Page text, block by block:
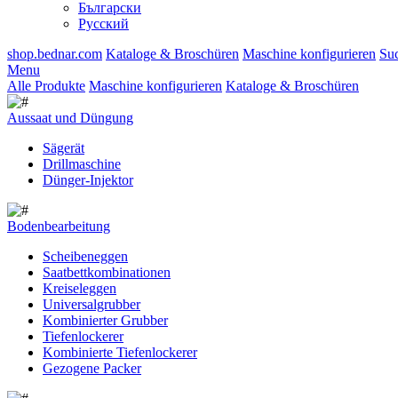
Български
Русский
shop.bednar.com Kataloge & Broschüren Maschine konfigurieren
Menu
Alle Produkte Maschine konfigurieren Kataloge & Broschüren
Aussaat und Düngung
Sägerät
Drillmaschine
Dünger-Injektor
Bodenbearbeitung
Scheibeneggen
Saatbettkombinationen
Kreiseleggen
Universalgrubber
Kombinierter Grubber
Tiefenlockerer
Kombinierte Tiefenlockerer
Gezogene Packer